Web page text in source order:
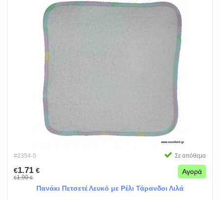
#2354-5 Σε απόθεμα
€1.71 €
€1.90€
Αγορά
Πανάκι Πετσετέ Λευκό με Ρέλι Τάρανδοι Λιλά